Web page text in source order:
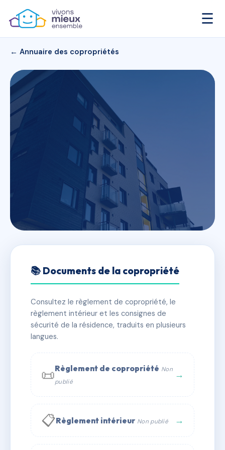
☰
← Annuaire des copropriétés
8 AVENUE JEAN JAURES
✓ Immatriculée 🏠 49 lots 🏗 1 bâtiment(s)
📞 Contacter Syndic Digital
📚 Documents de la copropriété
Consultez le règlement de copropriété, le
règlement intérieur et les consignes de
sécurité de la résidence, traduits en plusieurs
langues.
📜Règlement de copropriété Non
publié
→
📋Règlement intérieur Non publié →